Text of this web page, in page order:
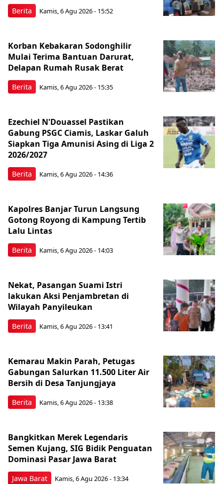
Berita Kamis, 6 Agu 2026 - 15:52
Berita
Korban Kebakaran Sodonghilir
Mulai Terima Bantuan Darurat,
Delapan Rumah Rusak Berat
Kamis, 6 Agu 2026 - 15:35
Berita
Ezechiel N'Douassel Pastikan
Gabung PSGC Ciamis, Laskar Galuh
Siapkan Tiga Amunisi Asing di Liga 2
2026/2027
Kamis, 6 Agu 2026 - 14:36
Berita
Kapolres Banjar Turun Langsung
Gotong Royong di Kampung Tertib
Lalu Lintas
Kamis, 6 Agu 2026 - 14:03
Berita
Nekat, Pasangan Suami Istri
lakukan Aksi Penjambretan di
Wilayah Panyileukan
Kamis, 6 Agu 2026 - 13:41
Berita
Kemarau Makin Parah, Petugas
Gabungan Salurkan 11.500 Liter Air
Bersih di Desa Tanjungjaya
Kamis, 6 Agu 2026 - 13:38
Jawa Barat
Bangkitkan Merek Legendaris
Semen Kujang, SIG Bidik Penguatan
Dominasi Pasar Jawa Barat
Kamis, 6 Agu 2026 - 13:34